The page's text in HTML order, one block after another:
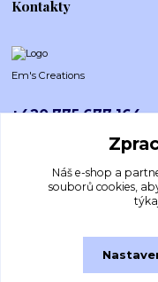
Kontakty
Em's Creations
+420 775 677 164
Náš e-shop a
souborů cookies,